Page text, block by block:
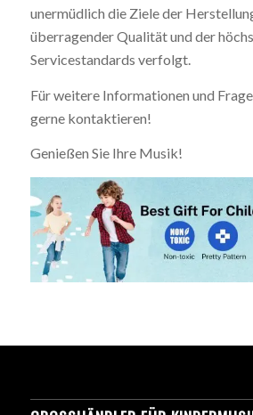
unermüdlich die Ziele der
überragender Qualität und der
Servicestandards verfolgt.
Für weitere Informationen und
gerne kontaktieren!
Genießen Sie Ihre Musik!